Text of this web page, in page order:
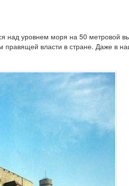
над уровнем моря на 50 метровой
правящей власти в стране. Даже в